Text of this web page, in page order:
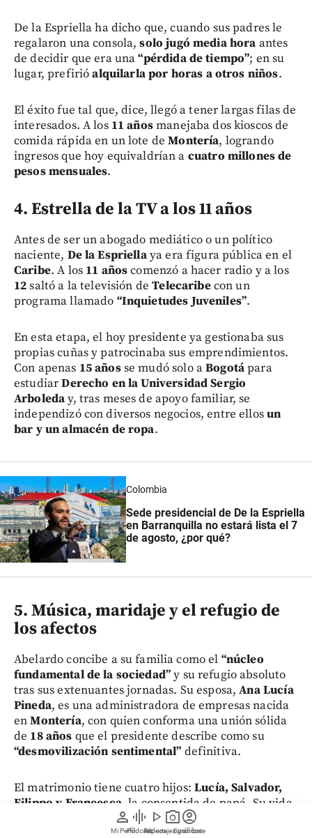
person
Mi Perfil
graphic_eq
Pódcast
play_arrow
Videos
photo_camera
Reportajes gráficos
account_circle
Suscríbete
De la Espriella ha dicho que, cuando sus padres le
regalaron una consola,solo jugó media hora antes
de decidir que era una“pérdida de tiempo”; en su
lugar, prefirióalquilarla por horas a otros niños.
El éxito fue tal que, dice, llegó a tener largas filas de
interesados. A los 11 añosmanejaba dos kioscos de
comida rápida en un lote deMontería, logrando
ingresos que hoy equivaldrían a cuatro millones de
pesos mensuales.
4. Estrella de la TV a los 11 años
Antes de ser un abogado mediático o un político
naciente, De la Espriellaya era figura pública en el
Caribe. A los 11 añoscomenzó a hacer radio y a los
12saltó a la televisión deTelecaribecon un
programa llamado “Inquietudes Juveniles”.
En esta etapa, el hoy presidente ya gestionaba sus
propias cuñas y patrocinaba sus emprendimientos.
Con apenas 15 añosse mudó solo aBogotápara
estudiarDerecho en la Universidad Sergio
Arboleday, tras meses de apoyo familiar, se
independizó con diversos negocios, entre ellosun
bar y un almacén de ropa.
Colombia
Sede presidencial de De la Espriella
en Barranquilla no estará lista el 7
de agosto, ¿por qué?
5. Música, maridaje y el refugio de
los afectos
Abelardo concibe a su familia como el “núcleo
fundamental de la sociedad”y su refugio absoluto
tras sus extenuantes jornadas. Su esposa,Ana Lucía
Pineda, es una administradora de empresas nacida
enMontería, con quien conforma una unión sólida
de 18 años que el presidente describe como su
“desmovilización sentimental” definitiva.
El matrimonio tiene cuatro hijos:Lucía, Salvador,
Filippo y Francesca , la consentida de papá. Su vida
privada transita entre canciones de
el pop lírico italiano y salsa delGrupo Niche,